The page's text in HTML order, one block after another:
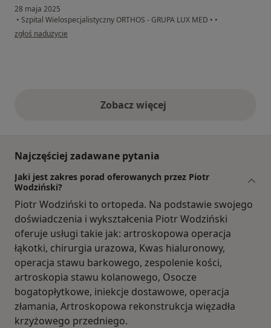
28 maja 2025
• Szpital Wielospecjalistyczny ORTHOS - GRUPA LUX MED • •
w opinii użytkownika Marcin
zgłoś nadużycie
Zobacz więcejopinie powyżej
Najczęściej zadawane pytania
Jaki jest zakres porad oferowanych przez Piotr
Wodziński?
Piotr Wodziński to ortopeda. Na podstawie swojego
doświadczenia i wykształcenia Piotr Wodziński
oferuje usługi takie jak: artroskopowa operacja
łąkotki, chirurgia urazowa, Kwas hialuronowy,
operacja stawu barkowego, zespolenie kości,
artroskopia stawu kolanowego, Osocze
bogatopłytkowe, iniekcje dostawowe, operacja
złamania, Artroskopowa rekonstrukcja więzadła
krzyżowego przedniego.